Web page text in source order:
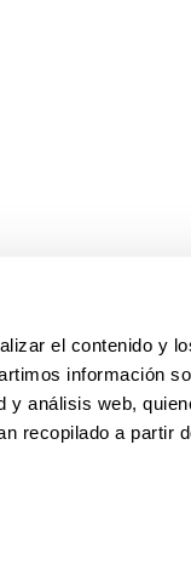
el contenido y
información
análisis web,
recopilado a partir